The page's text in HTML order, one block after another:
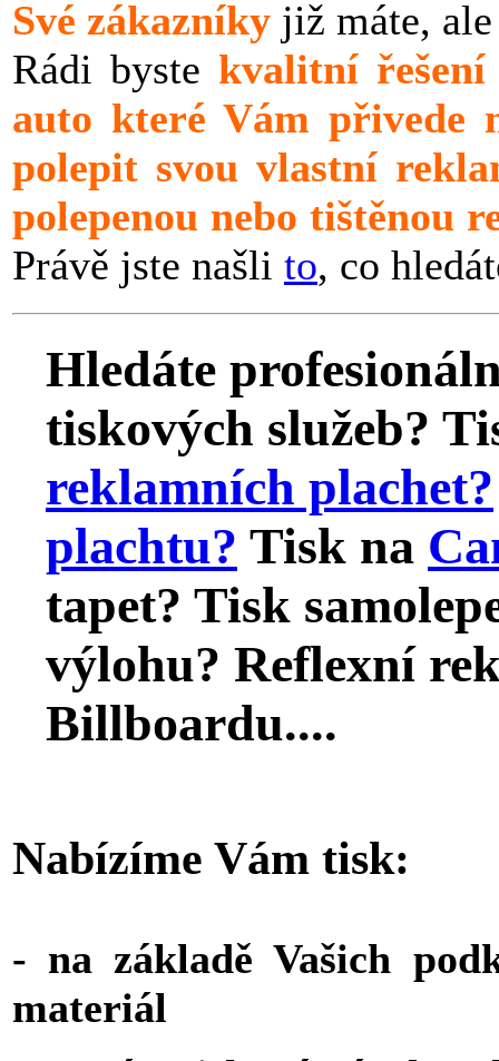
Své zákazníky již máte,
Rádi byste kvalitní řešení
auto které Vám přivede
polepit svou vlastní
polepenou nebo tištěnou
Právě jste našli to, co
Hledáte
tiskových služeb?
reklamních plachet?
plachtu? Tisk na
tapet? Tisk
výlohu? Reflexní
Billboardu....
Nabízíme Vám tisk:
- na základě Vašich
materiál